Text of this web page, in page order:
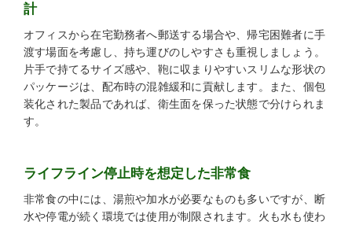
計
オフィスから在宅勤務者へ郵送する場合や、帰宅困難者に手
渡す場面を考慮し、持ち運びのしやすさも重視しましょう。
片手で持てるサイズ感や、鞄に収まりやすいスリムな形状の
パッケージは、配布時の混雑緩和に貢献します。また、個包
装化された製品であれば、衛生面を保った状態で分けられま
す。
ライフライン停止時を想定した非常食
非常食の中には、湯煎や加水が必要なものも多いですが、断
水や停電が続く環境では使用が制限されます。火も水も使わ